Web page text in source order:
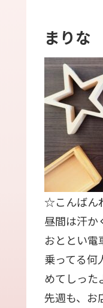
まりな
☆こんば
昼間は汗か
おととい電
乗ってる何
めてしった
先週も、お